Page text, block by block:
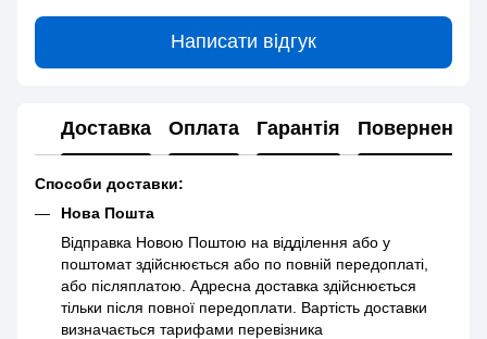
Написати відгук
Доставка Оплата Гарантія Повернення
Способи доставки:
Нова Пошта
Відправка Новою Поштою на відділення або у
поштомат здійснюється або по повній передоплаті,
або післяплатою. Адресна доставка здійснюється
тільки після повної передоплати. Вартість доставки
визначається тарифами перевізника